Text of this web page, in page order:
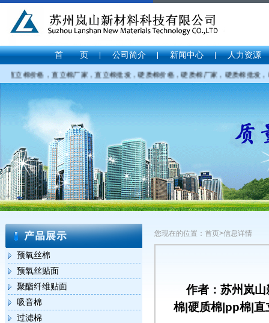
首 页 公司简介 新闻中心 人力资源
直立棉价格，直立棉厂家，直立棉批发，硬质棉价格，硬质棉厂家，硬质棉批发
预氧丝棉
预氧丝贴面
聚酯纤维贴面
吸音棉
过滤棉
您现在的位置：首页>信息详情
作者：苏州岚
棉|硬质棉|pp棉|